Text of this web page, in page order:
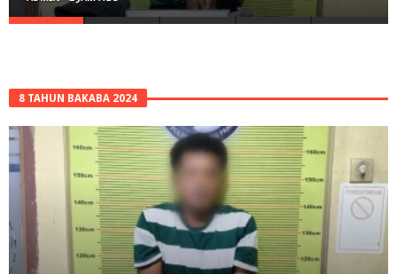
8 TAHUN BAKABA 2024